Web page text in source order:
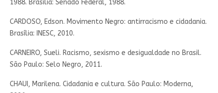
1988. Brasília: Senado Federal, 1988.
CARDOSO, Edson. Movimento Negro: antirracismo e cidadania.
Brasília: INESC, 2010.
CARNEIRO, Sueli. Racismo, sexismo e desigualdade no Brasil.
São Paulo: Selo Negro, 2011.
CHAUI, Marilena. Cidadania e cultura. São Paulo: Moderna,